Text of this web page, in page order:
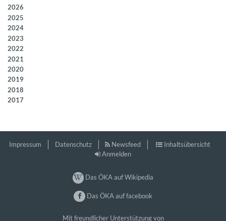
2026
2025
2024
2023
2022
2021
2020
2019
2018
2017
Impressum Datenschutz Newsfeed
Inhaltsübersicht
Anmelden
Das ÖKA auf Wikipedia
Das ÖKA auf facebook
Mit freundlicher Unterstützung von